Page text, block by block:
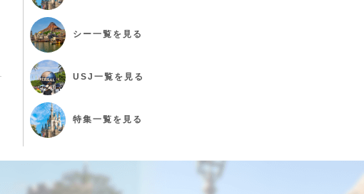
シー一覧を見る
USJ 一覧を見る
特集一覧を見る